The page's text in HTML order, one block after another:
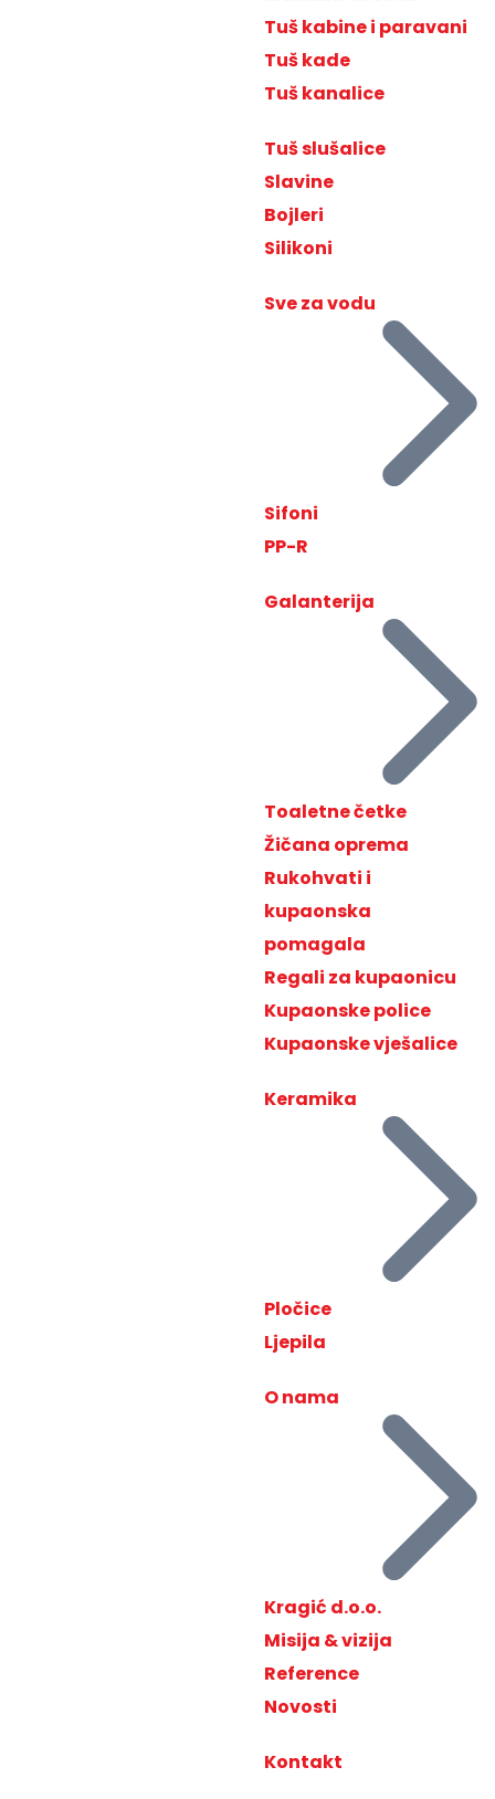
Tuš kabine i paravani
Tuš kade
Tuš kanalice
Tuš slušalice
Slavine
Bojleri
Silikoni
Sve za vodu
Sifoni
PP-R
Galanterija
Toaletne četke
Žičana oprema
Rukohvati i
kupaonska
pomagala
Regali za kupaonicu
Kupaonske police
Kupaonske vješalice
Keramika
Pločice
Ljepila
O nama
Kragić d.o.o.
Misija & vizija
Reference
Novosti
Kontakt